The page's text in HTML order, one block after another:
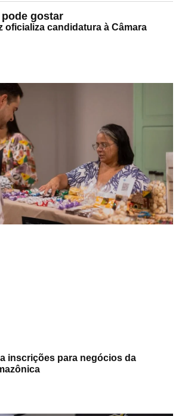
gostar
oficializa candidatura à Câmara
inscrições para negócios da